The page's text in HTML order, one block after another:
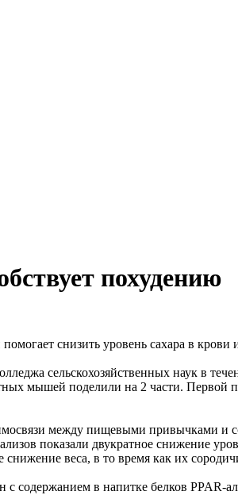
похудению
снизить уровень сахара в
сельскохозяйственных наук в
мышей поделили на 2 части. Первой
между пищевыми привычками и
показали двукратное снижение
веса, в то время как их
с содержанием в напитке белков